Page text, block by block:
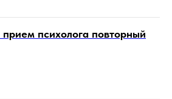
психолога повторный